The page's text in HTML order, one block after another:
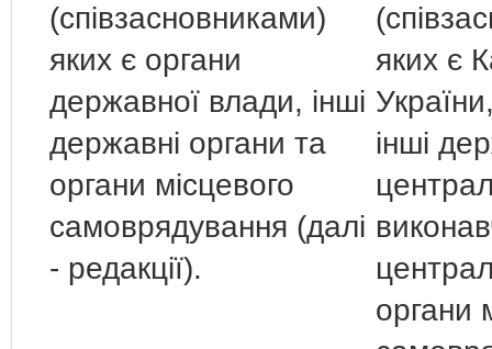
(співзасновниками)
яких є органи
державної влади, інші
державні органи та
органи місцевого
самоврядування (далі
- редакції).
яких є
інші
органи